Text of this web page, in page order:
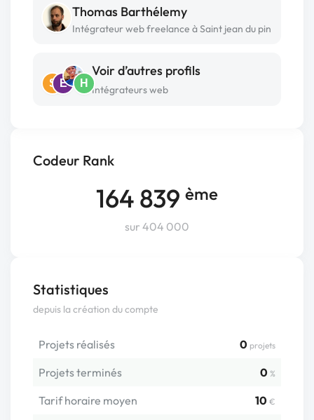
Codeur Rank
164 839 ème
sur 404 000
Statistiques
depuis la création du compte
Projets réalisés 0 projets
Projets terminés 0 %
Tarif horaire moyen 10 €
Thomas Barthélemy
Intégrateur web freelance à Saint jean du pin
S E H
Voir d’autres profils
Intégrateurs web